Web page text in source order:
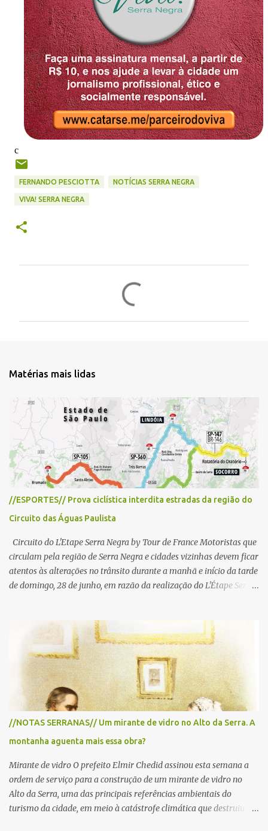
c
FERNANDO PESCIOTTA NOTÍCIAS SERRA NEGRA
VIVA! SERRA NEGRA
t
i
s
Matérias mais lidas
//ESPORTES// Prova ciclística interdita estradas da região do
Circuito das Águas Paulista
Circuito do L'Etape Serra Negra by Tour de France Motoristas que
circulam pela região de Serra Negra e cidades vizinhas devem ficar
atentos às alterações no trânsito durante a manhã e início da tarde
de domingo, 28 de junho, em razão da realização do L'Étape Serra
reunirá atletas de diferentes regiões do país e terá percursos
passando pelos municípios de Serra Negra, Amparo, Monte Alegre
do Sul, Lindoia e Socorro. Para garantir a segurança dos
participantes e do público, diversos trechos de rodovias e estradas
da região serão interditados temporariamente ao longo da prova.
A largada será na Rua Coronel Pedro Penteado, em Serra Negra,
para cerca de 2.000 ciclistas, às 6h30. De acordo com o
cronograma da organização e de todas as prefeituras envolvidas,
as interdições ocorrerão de forma programada e os trechos serão
//NOTAS SERRANAS// Um mirante de vidro no Alto da Serra. A
montanha aguenta mais essa obra?
Mirante de vidro O prefeito Elmir Chedid assinou esta semana a
ordem de serviço para a construção de um mirante de vidro no
Alto da Serra, uma das principais referências ambientais do
turismo da cidade, em meio à catástrofe climática que destruiu o